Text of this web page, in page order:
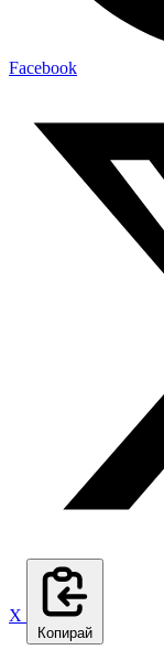
Facebook
X
Копирай